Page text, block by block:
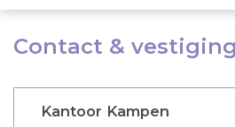
Contact &
Kantoor Kampen